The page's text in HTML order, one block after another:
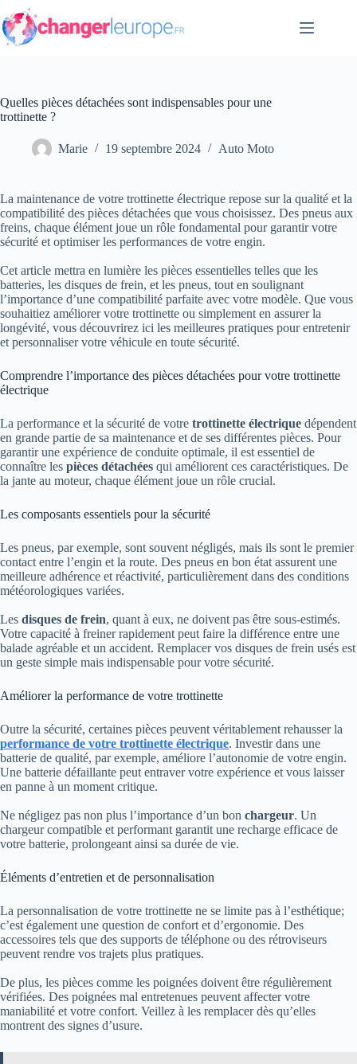
Passer
au
contenu
Quelles pièces détachées sont indispensables pour une
trottinette ?
Marie 19 septembre 2024 Auto Moto
La maintenance de votre trottinette électrique repose sur la qualité et la
compatibilité des pièces détachées que vous choisissez. Des pneus aux
freins, chaque élément joue un rôle fondamental pour garantir votre
sécurité et optimiser les performances de votre engin.
Cet article mettra en lumière les pièces essentielles telles que les
batteries, les disques de frein, et les pneus, tout en soulignant
l’importance d’une compatibilité parfaite avec votre modèle. Que vous
souhaitiez améliorer votre trottinette ou simplement en assurer la
longévité, vous découvrirez ici les meilleures pratiques pour entretenir
et personnaliser votre véhicule en toute sécurité.
Comprendre l’importance des pièces détachées pour votre trottinette
électrique
La performance et la sécurité de votre trottinette électrique dépendent
en grande partie de sa maintenance et de ses différentes pièces. Pour
garantir une expérience de conduite optimale, il est essentiel de
connaître les pièces détachées qui améliorent ces caractéristiques. De
la jante au moteur, chaque élément joue un rôle crucial.
Les composants essentiels pour la sécurité
Les pneus, par exemple, sont souvent négligés, mais ils sont le premier
contact entre l’engin et la route. Des pneus en bon état assurent une
meilleure adhérence et réactivité, particulièrement dans des conditions
météorologiques variées.
Les disques de frein, quant à eux, ne doivent pas être sous-estimés.
Votre capacité à freiner rapidement peut faire la différence entre une
balade agréable et un accident. Remplacer vos disques de frein usés est
un geste simple mais indispensable pour votre sécurité.
Améliorer la performance de votre trottinette
Outre la sécurité, certaines pièces peuvent véritablement rehausser la
performance de votre trottinette électrique. Investir dans une
batterie de qualité, par exemple, améliore l’autonomie de votre engin.
Une batterie défaillante peut entraver votre expérience et vous laisser
en panne à un moment critique.
Ne négligez pas non plus l’importance d’un bon chargeur. Un
chargeur compatible et performant garantit une recharge efficace de
votre batterie, prolongeant ainsi sa durée de vie.
Éléments d’entretien et de personnalisation
La personnalisation de votre trottinette ne se limite pas à l’esthétique;
c’est également une question de confort et d’ergonomie. Des
accessoires tels que des supports de téléphone ou des rétroviseurs
peuvent rendre vos trajets plus pratiques.
De plus, les pièces comme les poignées doivent être régulièrement
vérifiées. Des poignées mal entretenues peuvent affecter votre
maniabilité et votre confort. Veillez à les remplacer dès qu’elles
montrent des signes d’usure.